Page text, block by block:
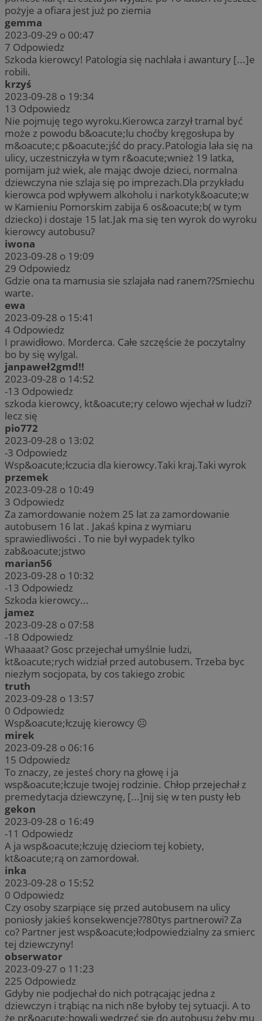
pożyje a ofiara jest już po ziemia
gemma
2023-09-29 o 00:47
7 Odpowiedz
Szkoda kierowcy! Patologia się nachlała i awantury [...]e
robili.
krzyś
2023-09-28 o 19:34
13 Odpowiedz
Nie pojmuję tego wyroku.Kierowca zarzył tramal być
może z powodu b&oacute;lu choćby kręgosłupa by
m&oacute;c p&oacute;jść do pracy.Patologia lała się na
ulicy, uczestniczyła w tym r&oacute;wnież 19 latka,
pomijam już wiek, ale mając dwoje dzieci, normalna
dziewczyna nie szlaja się po imprezach.Dla przykładu
kierowca pod wpływem alkoholu i narkotyk&oacute;w
w Kamieniu Pomorskim zabija 6 os&oacute;b( w tym
dziecko) i dostaje 15 lat.Jak ma się ten wyrok do wyroku
kierowcy autobusu?
iwona
2023-09-28 o 19:09
29 Odpowiedz
Gdzie ona ta mamusia sie szlajała nad ranem??Smiechu
warte.
ewa
2023-09-28 o 15:41
4 Odpowiedz
I prawidłowo. Morderca. Całe szczęście że poczytalny
bo by się wylgal.
janpaweł2gmd!!
2023-09-28 o 14:52
-13 Odpowiedz
szkoda kierowcy, kt&oacute;ry celowo wjechał w ludzi?
lecz się
pio772
2023-09-28 o 13:02
-3 Odpowiedz
Wsp&oacute;łczucia dla kierowcy.Taki kraj.Taki wyrok
przemek
2023-09-28 o 10:49
3 Odpowiedz
Za zamordowanie nożem 25 lat za zamordowanie
autobusem 16 lat . Jakaś kpina z wymiaru
sprawiedliwości . To nie był wypadek tylko
zab&oacute;jstwo
marian56
2023-09-28 o 10:32
-13 Odpowiedz
Szkoda kierowcy...
jamez
2023-09-28 o 07:58
-18 Odpowiedz
Whaaaat? Gosc przejechał umyślnie ludzi,
kt&oacute;rych widział przed autobusem. Trzeba byc
niezłym socjopata, by cos takiego zrobic
truth
2023-09-28 o 13:57
0 Odpowiedz
Wsp&oacute;łczuję kierowcy ☹️
mirek
2023-09-28 o 06:16
15 Odpowiedz
To znaczy, ze jesteś chory na głowę i ja
wsp&oacute;łczuje twojej rodzinie. Chłop przejechał z
premedytacja dziewczynę, [...]nij się w ten pusty łeb
gekon
2023-09-28 o 16:49
-11 Odpowiedz
A ja wsp&oacute;łczuję dzieciom tej kobiety,
kt&oacute;rą on zamordował.
inka
2023-09-28 o 15:52
0 Odpowiedz
Czy osoby szarpiące się przed autobusem na ulicy
poniosły jakieś konsekwencje??80tys partnerowi? Za
co? Partner jest wsp&oacute;łodpowiedzialny za smierc
tej dziewczyny!
obserwator
2023-09-27 o 11:23
225 Odpowiedz
Gdyby nie podjechał do nich potrącając jedna z
dziewczyn i trąbiąc na nich n8e byłoby tej sytuacji. A to
że pr&oacute;bowali wedrzeć się do autobusu żeby mu